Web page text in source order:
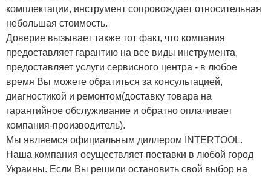
комплектации, инструмент сопровождает относительная
небольшая стоимость.
Доверие вызывает также тот факт, что компания
предоставляет гарантию на все виды инструмента,
предоставляет услуги сервисного центра - в любое
время Вы можете обратиться за консультацией,
диагностикой и ремонтом(доставку товара на
гарантийное обслуживание и обратно оплачивает
компания-производитель).
Мы являемся официальным диллером INTERTOOL.
Наша компания осуществляет поставки в любой город
Украины. Если Вы решили остановить свой выбор на